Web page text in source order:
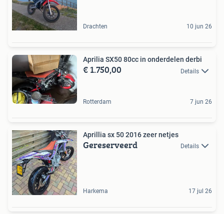
Drachten 10 jun 26
Aprilia SX50 80cc in onderdelen derbi
€ 1.750,00 Details
Rotterdam 7 jun 26
Aprillia sx 50 2016 zeer netjes
Gereserveerd Details
Harkema 17 jul 26